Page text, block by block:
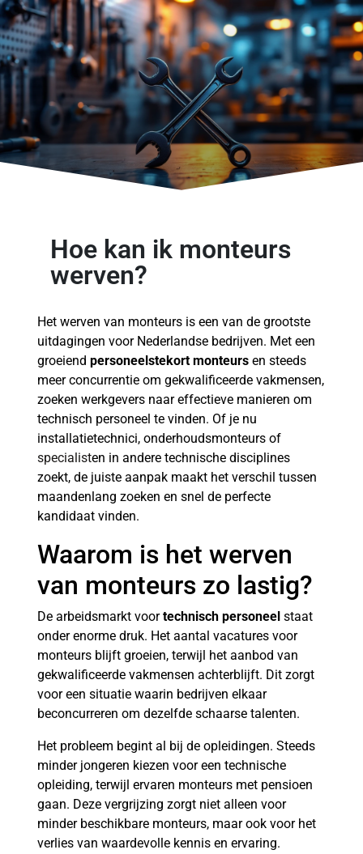
Hoe kan ik monteurs
werven?
Het werven van monteurs is een van de grootste
uitdagingen voor Nederlandse bedrijven. Met een
groeiend personeelstekort monteurs en steeds
meer concurrentie om gekwalificeerde vakmensen,
zoeken werkgevers naar effectieve manieren om
technisch personeel te vinden. Of je nu
installatietechnici, onderhoudsmonteurs of
specialisten in andere technische disciplines
zoekt, de juiste aanpak maakt het verschil tussen
maandenlang zoeken en snel de perfecte
kandidaat vinden.
Waarom is het werven
van monteurs zo lastig?
De arbeidsmarkt voortechnisch personeel staat
onder enorme druk. Het aantal vacatures voor
monteurs blijft groeien, terwijl het aanbod van
gekwalificeerde vakmensen achterblijft. Dit zorgt
voor een situatie waarin bedrijven elkaar
beconcurreren om dezelfde schaarse talenten.
Het probleem begint al bij de opleidingen. Steeds
minder jongeren kiezen voor een technische
opleiding, terwijl ervaren monteurs met pensioen
gaan. Deze vergrijzing zorgt niet alleen voor
minder beschikbare monteurs, maar ook voor het
verlies van waardevolle kennis en ervaring.